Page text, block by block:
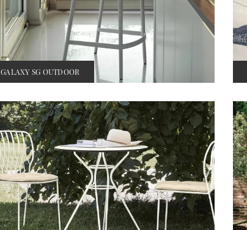
GALAXY SG OUTDOOR